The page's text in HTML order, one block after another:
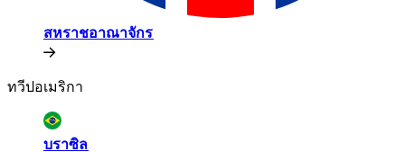
สหราชอาณาจักร​​
ทวีปอเมริกา​​
บราซิล​​